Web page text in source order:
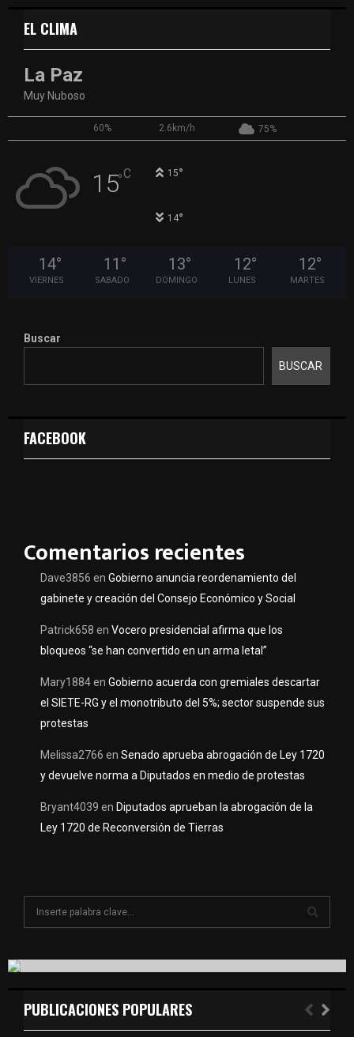
EL CLIMA
La Paz
Muy Nuboso
60% 2.6km/h 75%
15°C 15°
14°
14°
VIERNES
11 °
SABADO
13°
DOMINGO
12°
LUNES
12°
MARTES
Buscar
BUSCAR
FACEBOOK
Comentarios recientes
Dave3856 en Gobierno anuncia reordenamiento del
gabinete y creación del Consejo Económico y Social
Patrick658 en Vocero presidencial afirma que los
bloqueos “se han convertido en un arma letal”
Mary1884en Gobierno acuerda con gremiales descartar
el SIETE-RG y el monotributo del 5%; sector suspende sus
protestas
Melissa2766 en Senado aprueba abrogación de Ley 1720
y devuelve norma a Diputados en medio de protestas
Bryant4039 en Diputados aprueban la abrogación de la
Ley 1720 de Reconversión de Tierras
c
f
E
A
PUBLICACIONES POPULARES